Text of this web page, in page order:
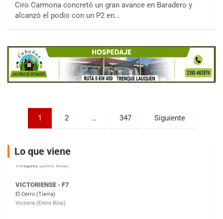
Ciro Carmona concretó un gran avance en Baradero y
alcanzó el podio con un P2 en…
Paginación
entradas
1 2 … 347 Siguiente
Lo que viene
08/09-AGO
KDO - F6
Ciudad de Trenque Lauquen (Asfalto)
Trenque Lauquen (Buenos Aires)
Parque de la Velocidad (Asfalto)
Villaguay (Entre Ríos)
El Cerro (Tierra)
Victoria (Entre Ríos)
Moto Club Reginense (Tierra)
Gral. E. Godoy (Río Negro)